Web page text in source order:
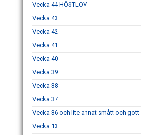
Vecka 44 HÖSTLOV
Vecka 43
Vecka 42
Vecka 41
Vecka 40
Vecka 39
Vecka 38
Vecka 37
Vecka 36 och lite annat smått och gott
Vecka 13